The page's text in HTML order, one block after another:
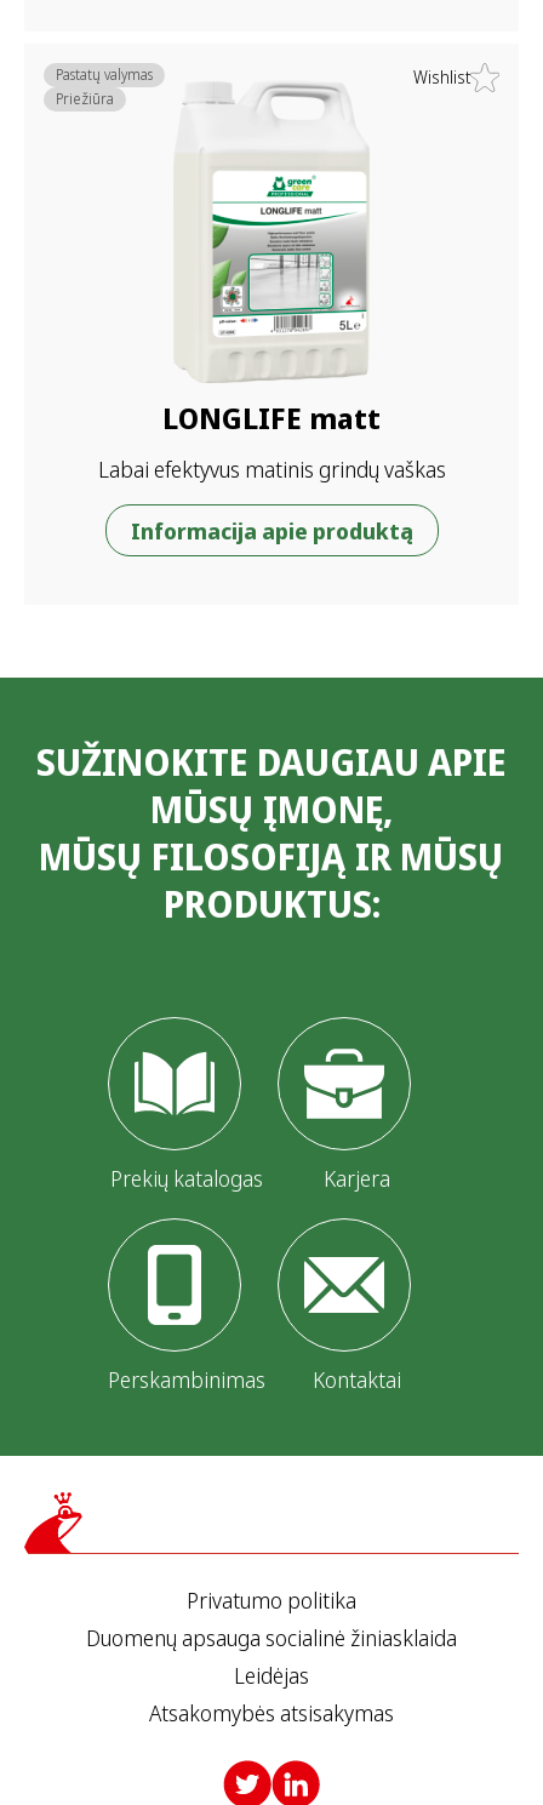
Wishlist
LONGLIFE matt
Labai efektyvus matinis grindų vaškas
Pastatų valymas
Priežiūra
Informacija apie produktą
SUŽINOKITE DAUGIAU APIE
MŪSŲ ĮMONĘ,
MŪSŲ FILOSOFIJĄ IR MŪSŲ
PRODUKTUS:
Prekių katalogas Karjera
Perskambinimas Kontaktai
Privatumo politika
Duomenų apsauga socialinė žiniasklaida
Leidėjas
Atsakomybės atsisakymas